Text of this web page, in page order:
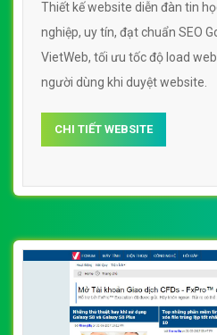
Thiết kế website diễn đàn tin
nghiệp, uy tín, đạt chuẩn SEO
VietWeb, tối ưu tốc độ load
người dùng khi duyệt website.
CHI TIẾT WEBSITE